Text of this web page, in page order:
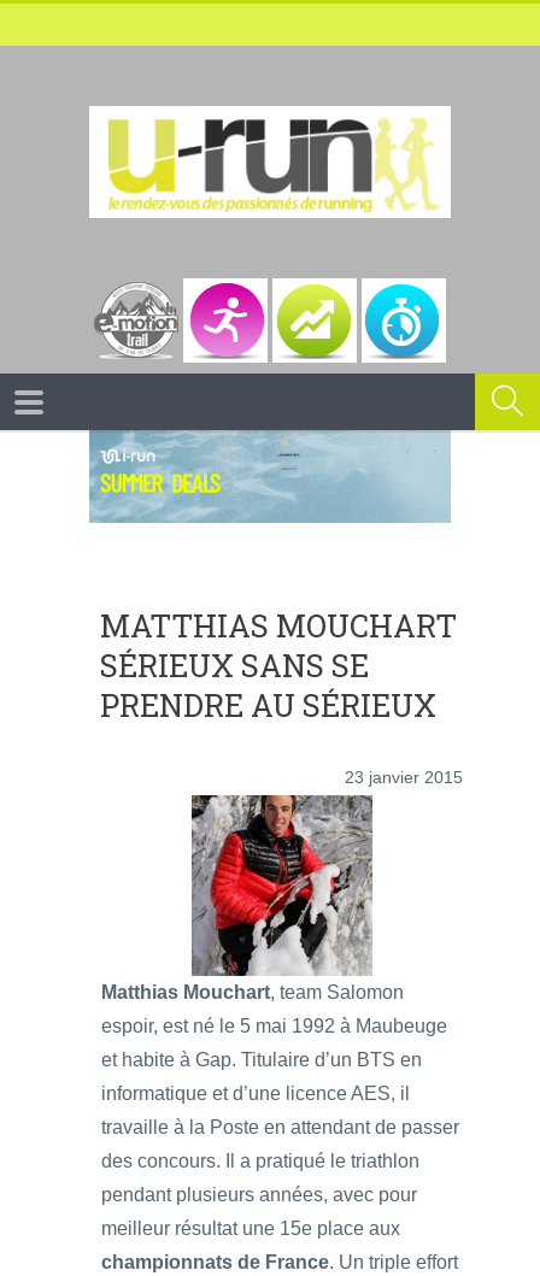
MATTHIAS MOUCHART
SÉRIEUX SANS SE
PRENDRE AU SÉRIEUX
23 janvier 2015
Matthias Mouchart, team Salomon
espoir, est né le 5 mai 1992 à Maubeuge
et habite à Gap. Titulaire d’un BTS en
informatique et d’une licence AES, il
travaille à la Poste en attendant de passer
des concours. Il a pratiqué le triathlon
pendant plusieurs années, avec pour
meilleur résultat une 15e place aux
championnats de France. Un triple effort